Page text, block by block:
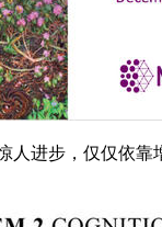
进步，仅仅依靠